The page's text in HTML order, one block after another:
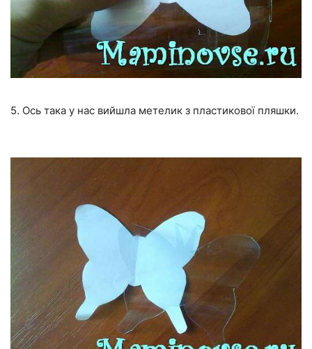
5. Ось така у нас вийшла метелик з пластикової пляшки.